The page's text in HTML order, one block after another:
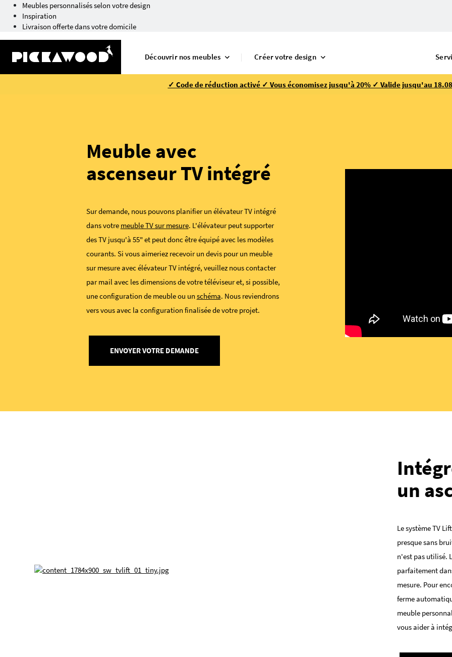
Meubles personnalisés selon votre design
Inspiration
Livraison offerte dans votre domicile
Découvrir nos meubles Créer votre design
✓ Code de réduction activé ✓ Vous économisez jusqu'à 20% ✓ Valide jusqu'au
Meuble avec
ascenseur TV intégré
Sur demande, nous pouvons planifier un élévateur TV intégré
dans votre meuble TV sur mesure. L'élévateur peut supporter
des TV jusqu'à 55" et peut donc être équipé avec les modèles
courants. Si vous aimeriez recevoir un devis pour un meuble
sur mesure avec élévateur TV intégré, veuillez nous contacter
par mail avec les dimensions de votre téléviseur et, si possible,
une configuration de meuble ou un schéma. Nous reviendrons
vers vous avec la configuration finalisée de votre projet.
ENVOYER VOTRE DEMANDE
un
Le système TV
presque sans
n'est pas utilisé.
parfaitement
mesure. Pour
ferme
meuble
vous aider à